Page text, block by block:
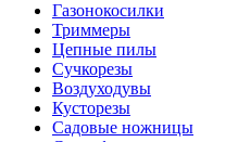
Газонокосилки
Триммеры
Цепные пилы
Cучкорезы
Воздуходувы
Кусторезы
Садовые ножницы